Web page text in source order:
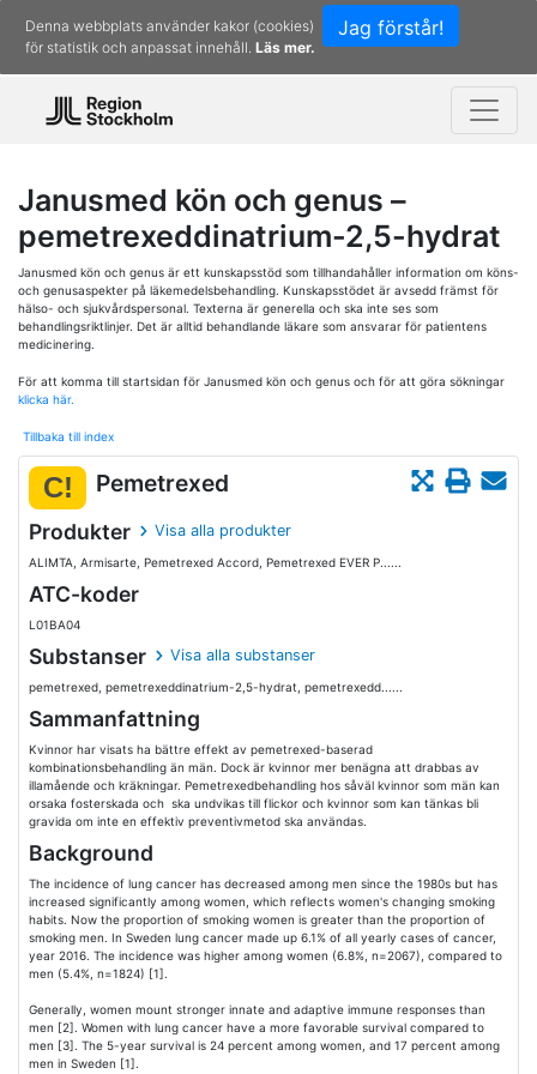
Jag förstår!
Denna webbplats använder kakor (cookies)
för statistik och anpassat innehåll. Läs mer.
Janusmed kön och genus –
pemetrexeddinatrium-2,5-hydrat
Janusmed kön och genus är ett kunskapsstöd som tillhandahåller information om köns-
och genusaspekter på läkemedelsbehandling. Kunskapsstödet är avsedd främst för
hälso- och sjukvårdspersonal. Texterna är generella och ska inte ses som
behandlingsriktlinjer. Det är alltid behandlande läkare som ansvarar för patientens
medicinering.
För att komma till startsidan för Janusmed kön och genus och för att göra sökningar
klicka här.
Tillbaka till index
C! Pemetrexed
Produkter Visa alla produkter
ALIMTA, Armisarte, Pemetrexed Accord, Pemetrexed EVER P......
ATC-koder
L01BA04
Substanser Visa alla substanser
pemetrexed, pemetrexeddinatrium-2,5-hydrat, pemetrexedd......
Sammanfattning
Kvinnor har visats ha bättre effekt av pemetrexed-baserad
kombinationsbehandling än män. Dock är kvinnor mer benägna att drabbas av
illamående och kräkningar. Pemetrexedbehandling hos såväl kvinnor som män kan
orsaka fosterskada och ska undvikas till flickor och kvinnor som kan tänkas bli
gravida om inte en effektiv preventivmetod ska användas.
Background
The incidence of lung cancer has decreased among men since the 1980s but has
increased significantly among women, which reflects women's changing smoking
habits. Now the proportion of smoking women is greater than the proportion of
smoking men. In Sweden lung cancer made up 6.1% of all yearly cases of cancer,
year 2016. The incidence was higher among women (6.8%, n=2067), compared to
men (5.4%, n=1824) [1].
Generally, women mount stronger innate and adaptive immune responses than
men [2]. Women with lung cancer have a more favorable survival compared to
men [3]. The 5-year survival is 24 percent among women, and 17 percent among
men in Sweden [1].